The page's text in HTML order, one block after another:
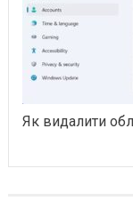
Як видалити